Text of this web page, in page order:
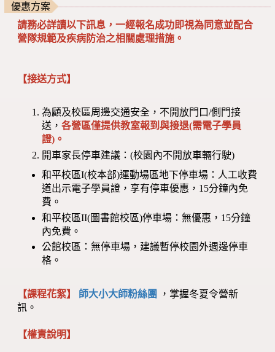
優惠方案
請務必詳讀以下訊息，一經報名成功即視為同意並配合
營隊規範及疾病防治之相關處理措施。
【接送方式】
為顧及校區周邊交通安全，不開放門口/側門接
送，各營區僅提供教室報到與接退(需電子學員
證)。
開車家長停車建議：(校園內不開放車輛行駛)
和平校區I(校本部)運動場區地下停車場：人工收費
道出示電子學員證，享有停車優惠，15分鐘內免
費。
和平校區II(圖書館校區)停車場：無優惠，15分鐘
內免費。
公館校區：無停車場，建議暫停校園外週邊停車
格。
【課程花絮】 師大小大師粉絲團
，掌握冬夏令營新
訊。
【權責說明】